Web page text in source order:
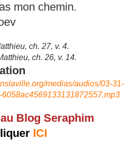
mon chemin.
ch. 27, v. 4.
ch. 26, v. 14.
medias/audios/03-31-
Blog Seraphim
ICI